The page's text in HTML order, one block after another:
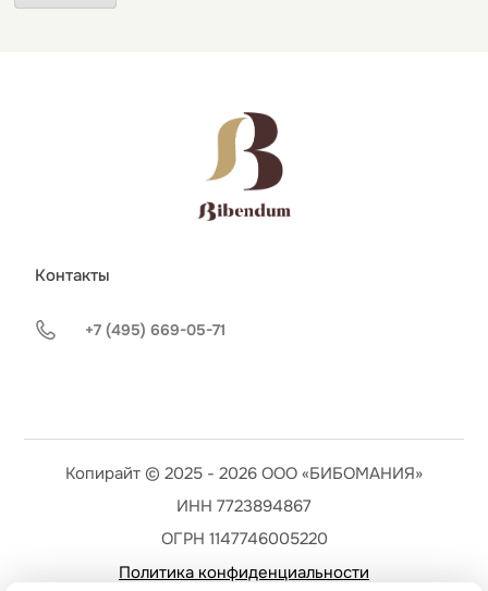
Контакты
+7 (495) 669-05-71
Копирайт © 2025 - 2026 ООО «БИБОМАНИЯ»
ИНН 7723894867
ОГРН 1147746005220
Политика конфиденциальности